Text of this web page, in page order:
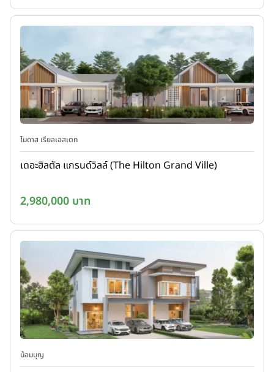
ไมดาส เรียลเอสเตท
เดอะฮิลตัล แกรนด์วิลล์ (The Hilton Grand Ville)
2,980,000 บาท
น้อมบุญ